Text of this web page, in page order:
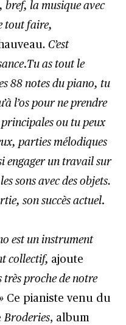
bref, la musique avec
tout faire,
. C’est
.Tu as tout le
88 notes du piano, tu
l’os pour ne prendre
ou tu peux
parties mélodiques
engager un travail sur
sons avec des objets.
son succès actuel.
est un instrument
collectif, ajoute
très proche de notre
Ce pianiste venu du
Broderies, album